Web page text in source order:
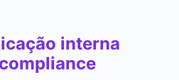
interna